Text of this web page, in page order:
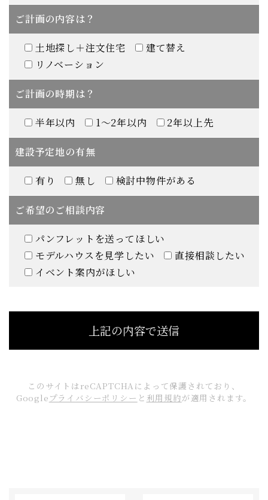
ご計画の内容は？
土地探し＋注文住宅
建て替え
リノベーション
ご計画の時期は？
半年以内 1～2年以内 2年以上先
建設予定地の有無
有り 無し 検討中物件がある
ご希望のご相談内容
パンフレットを送ってほしい
モデルハウスを見学したい
直接相談したい
イベント案内がほしい
このサイトはreCAPTCHAによって保護されており、
Google プライバシーポリシー と 利用規約が適用されます。